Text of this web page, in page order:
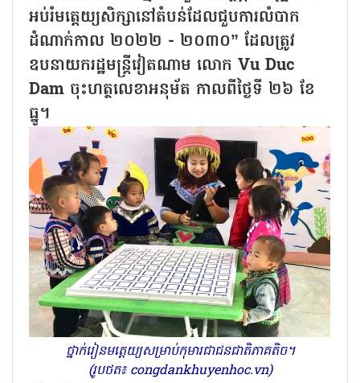
អប់រំមត្តេយ្យសិក្សានៅតំបន់ដែលជួបការលំបាក
ដំណាក់កាល ២០២២ - ២០៣០” ដែលត្រូវ
ឧបនាយករដ្ឋមន្ត្រីវៀតណាម លោក Vu Duc
Dam ចុះហត្ថលេខាអនុម័ត កាលពីថ្ងៃទី ២៦ ខែ
ធ្នូ។
ថ្នាក់រៀនមត្តេយ្យសម្រាប់កុមារជាជនជាតិភាគតិច។
(រូបថត៖ congdankhuyenhoc.vn)